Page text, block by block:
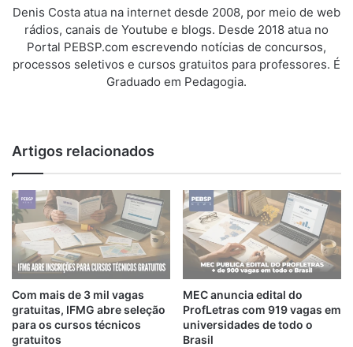
Denis Costa atua na internet desde 2008, por meio de web
rádios, canais de Youtube e blogs. Desde 2018 atua no
Portal PEBSP.com escrevendo notícias de concursos,
processos seletivos e cursos gratuitos para professores. É
Graduado em Pedagogia.
Artigos relacionados
Com mais de 3 mil vagas
gratuitas, IFMG abre seleção
para os cursos técnicos
gratuitos
MEC anuncia edital do
ProfLetras com 919 vagas em
universidades de todo o
Brasil